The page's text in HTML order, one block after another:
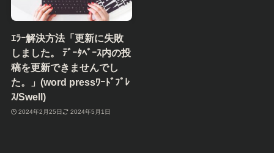
ｴﾗｰ解決方法「更新に失敗
しました。 ﾃﾞｰﾀﾍﾞｰｽ内の投
稿を更新できませんでし
た。」(word pressﾜｰﾄﾞﾌﾟﾚ
ｽ/Swell)
2024年2月25日 2024年5月1日